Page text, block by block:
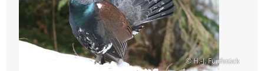
© H.-J. Fünfstück